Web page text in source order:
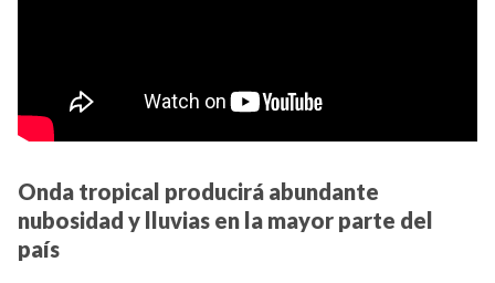
Onda tropical producirá abundante
nubosidad y lluvias en la mayor parte del
país